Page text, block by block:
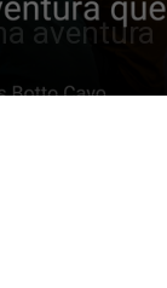
aventura